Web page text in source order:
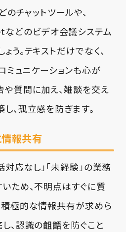
チャットツールや、
どのビデオ会議システム
う。テキストだけでなく、
ミュニケーションも心が
質問に加え、雑談を交え
、孤立感を防ぎます。
報共有
対応なし」「未経験」の業務
ため、不明点はすぐに質
積極的な情報共有が求めら
、認識の齟齬を防ぐこと